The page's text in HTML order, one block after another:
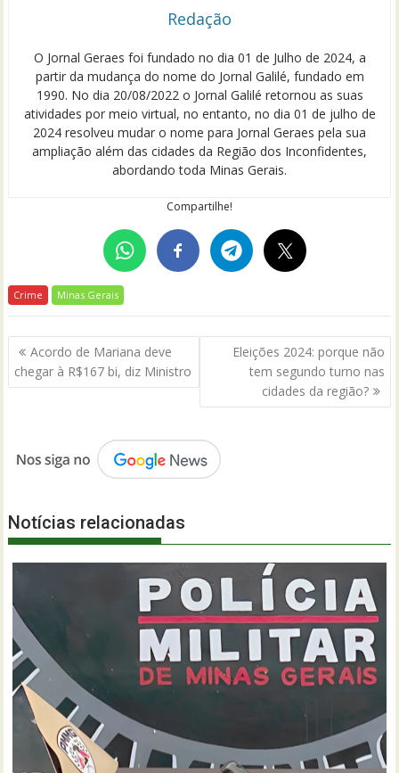
Redação
O Jornal Geraes foi fundado no dia 01 de Julho de 2024, a
partir da mudança do nome do Jornal Galilé, fundado em
1990. No dia 20/08/2022 o Jornal Galilé retornou as suas
atividades por meio virtual, no entanto, no dia 01 de julho de
2024 resolveu mudar o nome para Jornal Geraes pela sua
ampliação além das cidades da Região dos Inconfidentes,
abordando toda Minas Gerais.
Compartilhe!
Crime Minas Gerais
Navegação
de
Post
Acordo de Mariana deve
chegar à R$167 bi, diz Ministro
Eleições 2024: porque não
tem segundo turno nas
cidades da região?
Notícias relacionadas